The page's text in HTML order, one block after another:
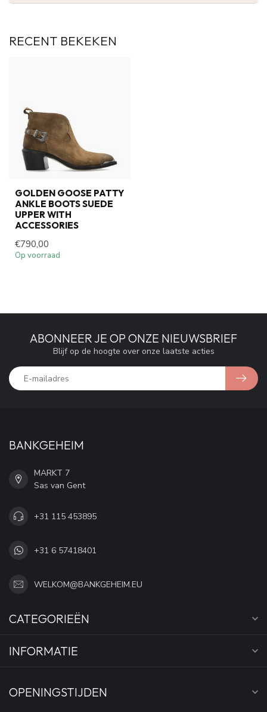
RECENT BEKEKEN
GOLDEN GOOSE PATTY
ANKLE BOOTS SUEDE
UPPER WITH
ACCESSORIES
€790,00
Op voorraad
ABONNEER JE OP ONZE NIEUWSBRIEF
Blijf op de hoogte over onze laatste acties
BANKGEHEIM
MARKT 7
Sas van Gent
+31 115 453895
+31 6 57418401
WELKOM@BANKGEHEIM.EU
CATEGORIEËN
INFORMATIE
OPENINGSTIJDEN